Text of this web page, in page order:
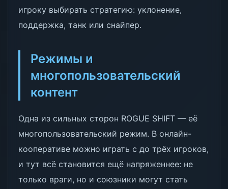
игроку выбирать стратегию: уклонение,
поддержка, танк или снайпер.
Режимы и
многопользовательский
контент
Одна из сильных сторон ROGUE SHIFT — её
многопользовательский режим. В онлайн-
кооперативе можно играть с до трёх игроков,
и тут всё становится ещё напряженнее: не
только враги, но и союзники могут стать